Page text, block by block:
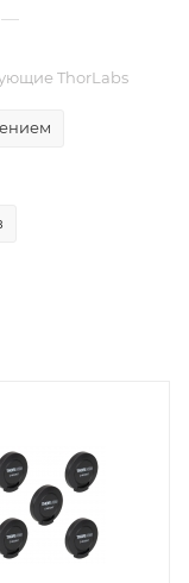
—
ThorLabs